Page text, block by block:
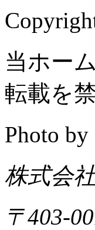
当ホー
転載を
Photo
株式会
〒403-